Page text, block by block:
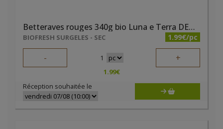
Betteraves rouges 340g bio Luna e Terra DEMETER
BIOFRESH SURGELES - SEC 1.99€/pc
- 1 +
1.99€
Réception souhaitée le